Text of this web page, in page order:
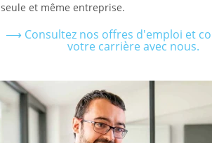
seule et même entreprise.
⟶ Consultez nos offres d'emploi et
votre carrière avec nous.